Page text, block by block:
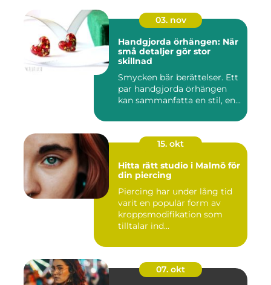
03. nov
Handgjorda örhängen: När
små detaljer gör stor
skillnad
Smycken bär berättelser. Ett
par handgjorda örhängen
kan sammanfatta en stil, en...
15. okt
Hitta rätt studio i Malmö för
din piercing
Piercing har under lång tid
varit en populär form av
kroppsmodifikation som
tilltalar ind...
07. okt